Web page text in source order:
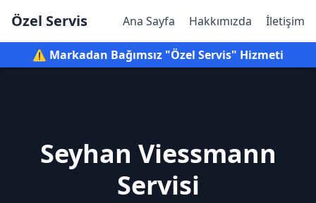
Özel Servis Ana Sayfa Hakkımızda İletişim
⚠️ Markadan Bağımsız "Özel Servis" Hizmeti
Seyhan Viessmann
Servisi